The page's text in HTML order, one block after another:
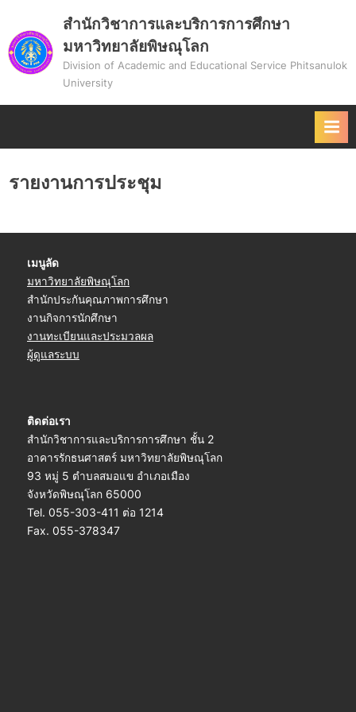
content
สำนักวิชาการและบริการการศึกษา
มหาวิทยาลัยพิษณุโลก
Division of Academic and Educational Service Phitsanulok
University
รายงานการประชุม
เมนูลัด
มหาวิทยาลัยพิษณุโลก
สำนักประกันคุณภาพการศึกษา
งานกิจการนักศึกษา
งานทะเบียนและประมวลผล
ผู้ดูแลระบบ
ติดต่อเรา
สำนักวิชาการและบริการการศึกษา ชั้น 2
อาคารรักธนศาสตร์ มหาวิทยาลัยพิษณุโลก
93 หมู่ 5 ตำบลสมอแข อำเภอเมือง
จังหวัดพิษณุโลก 65000
Tel. 055-303-411 ต่อ 1214
Fax. 055-378347